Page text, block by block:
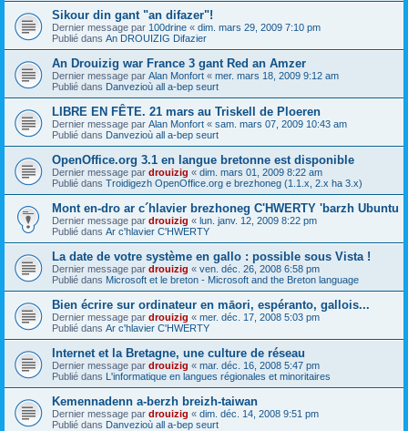
Sikour din gant "an difazer"!
Dernier message par 100drine « dim. mars 29, 2009 7:10 pm
Publié dans An DROUIZIG Difazier
An Drouizig war France 3 gant Red an Amzer
Dernier message par Alan Monfort « mer. mars 18, 2009 9:12 am
Publié dans Danvezioù all a-bep seurt
LIBRE EN FÊTE. 21 mars au Triskell de Ploeren
Dernier message par Alan Monfort « sam. mars 07, 2009 10:43 am
Publié dans Danvezioù all a-bep seurt
OpenOffice.org 3.1 en langue bretonne est disponible
Dernier message par drouizig « dim. mars 01, 2009 8:22 am
Publié dans Troidigezh OpenOffice.org e brezhoneg (1.1.x, 2.x ha 3.x)
Mont en-dro ar c´hlavier brezhoneg C'HWERTY 'barzh Ubuntu
Dernier message par drouizig « lun. janv. 12, 2009 8:22 pm
Publié dans Ar c'hlavier C'HWERTY
La date de votre système en gallo : possible sous Vista !
Dernier message par drouizig « ven. déc. 26, 2008 6:58 pm
Publié dans Microsoft et le breton - Microsoft and the Breton language
Bien écrire sur ordinateur en māori, espéranto, gallois...
Dernier message par drouizig « mer. déc. 17, 2008 5:03 pm
Publié dans Ar c'hlavier C'HWERTY
Internet et la Bretagne, une culture de réseau
Dernier message par drouizig « mar. déc. 16, 2008 5:47 pm
Publié dans L'informatique en langues régionales et minoritaires
Kemennadenn a-berzh breizh-taiwan
Dernier message par drouizig « dim. déc. 14, 2008 9:51 pm
Publié dans Danvezioù all a-bep seurt